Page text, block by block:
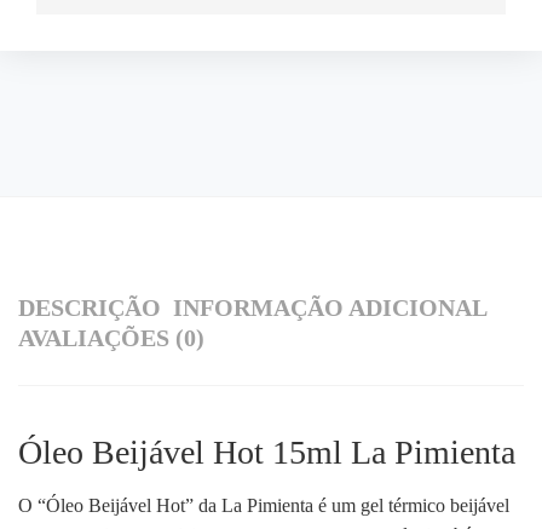
DESCRIÇÃO INFORMAÇÃO ADICIONAL
AVALIAÇÕES (0)
Óleo Beijável Hot 15ml La Pimienta
O “Óleo Beijável Hot” da La Pimienta é um gel térmico beijável